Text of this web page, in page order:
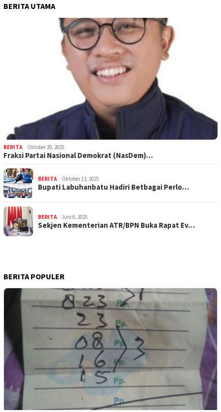
BERITA UTAMA
BERITA Oktober 20, 2025
Fraksi Partai Nasional Demokrat (NasDem)…
BERITA Oktober 13, 2025
Bupati Labuhanbatu Hadiri Betbagai Perlo…
BERITA Juni 6, 2025
Sekjen Kementerian ATR/BPN Buka Rapat Ev…
BERITA POPULER